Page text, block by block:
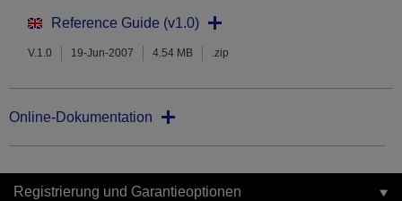
Reference Guide (v1.0)
V.1.0 19-Jun-2007 4.54 MB .zip
Online-Dokumentation
Registrierung und Garantieoptionen